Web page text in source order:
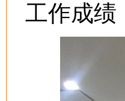
工作成绩